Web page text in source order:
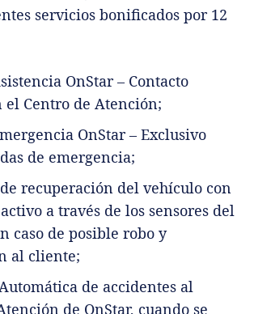
servicios bonificados por 12
OnStar – Contacto
el Centro de Atención;
OnStar – Exclusivo
de emergencia;
recuperación del vehículo con
a través de los sensores del
caso de posible robo y
al cliente;
de accidentes al
de OnStar, cuando se